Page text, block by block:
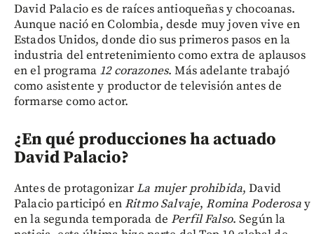
David Palacio es de raíces antioqueñas y chocoanas.
Aunque nació en Colombia, desde muy joven vive en
Estados Unidos, donde dio sus primeros pasos en la
industria del entretenimiento como extra de aplausos
en el programa 12 corazones. Más adelante trabajó
como asistente y productor de televisión antes de
formarse como actor.
¿En qué producciones ha actuado
David Palacio?
Antes de protagonizarLa mujer prohibida, David
Palacio participó enRitmo Salvaje,Romina Poderosay
en la segunda temporada dePerfil Falso. Según la